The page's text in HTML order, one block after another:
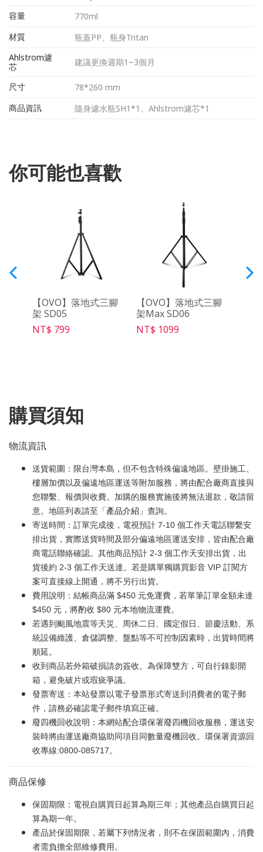
容量
770ml
材質
瓶蓋PP、瓶身Tritan
Ahlstrom濾
芯
建議更換週期1~3個月
尺寸
78*260 mm
商品資訊
隨身濾水瓶SH1*1、Ahlstrom濾芯*1
你可能也喜歡
【OVO】落地式三腳
架 SD05
NT$ 799
【OVO】落地式三腳
架Max SD06
NT$ 1099
購買須知
物流資訊
送貨範圍：限台灣本島，但不包含特殊偏遠地區。壁掛施工、
樓層加價以及偏遠地區運送等附加服務，將由配合廠商直接與
您聯繫、報價與收費。加購的服務實施後將無法退款，敬請留
意。地區列表請至「產品介紹 」查詢。
寄送時間：訂單完成後，電視預計 7-10 個工作天電話聯繫安
排出貨，實際送貨時間及部分偏遠地區運送安排，皆由配合廠
商電話聯絡確認。其他商品預計 2-3 個工作天安排出貨，出
貨後約 2-3 個工作天送達。若是購單獨購買影音 VIP 訂閱方
案可直接線上開通，將不另行出貨。
費用說明：結帳商品滿 $450 元免運費，若單筆訂單金額未達
$450 元，將酌收 $80 元本地物流運費。
若遇到颱風地震等天災、周休二日、國定假日、節慶活動、系
統設備維護、倉儲調整、盤點等不可控制因素時，出貨時間將
順延。
收到商品若外箱破損請勿簽收。為保障雙方，可自行錄影開
箱，避免破片或瑕疵爭議。
發票寄送：本站發票以電子發票形式寄送到消費者的電子郵
件，請務必確認電子郵件填寫正確。
廢四機回收說明：本網站配合環保署廢四機回收服務，運送安
裝時將由運送廠商協助同項目同數量廢機回收。環保署資源回
收專線:0800-085717。
商品保修
保固期限：電視自購買日起算為期三年；其他產品自購買日起
算為期一年。
產品於保固期限，若屬下列情況者，則不在保固範圍內，消費
者需負擔全部維修費用。